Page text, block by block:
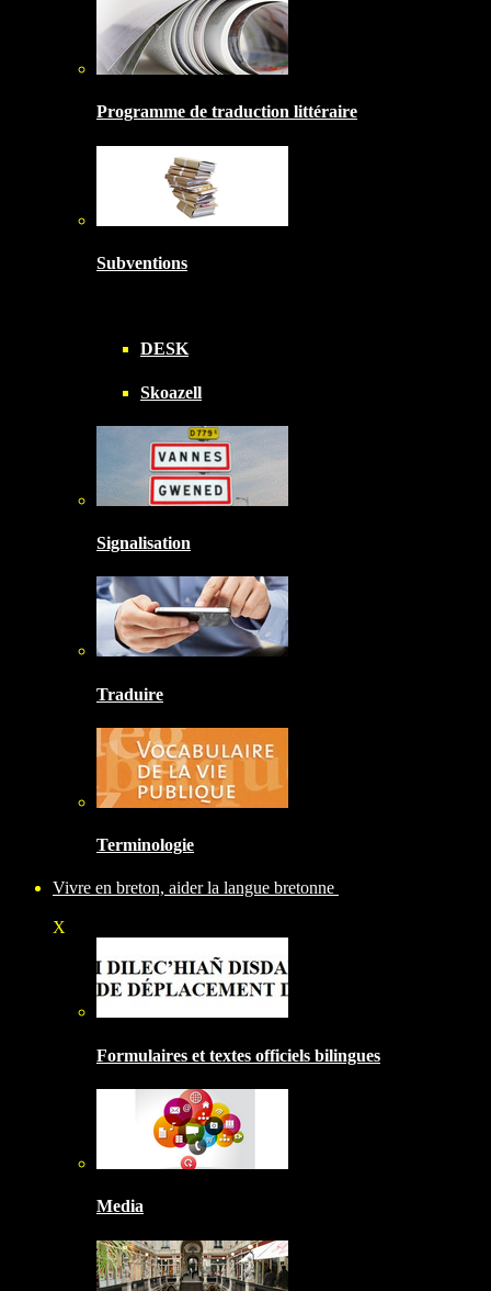
Programme de traduction littéraire
Subventions
DESK
Skoazell
Signalisation
Traduire
Terminologie
Vivre en breton, aider la langue bretonne
X
Formulaires et textes officiels bilingues
Media